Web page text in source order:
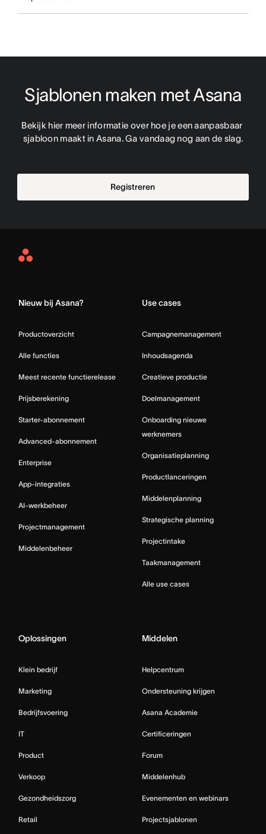
Sjablonen maken met Asana
Bekijk hier meer informatie over hoe je een aanpasbaar
sjabloon maakt in Asana. Ga vandaag nog aan de slag.
Registreren
Asana
Nieuw bij Asana?
Productoverzicht
Alle functies
Meest recente functierelease
Prijsberekening
Starter-abonnement
Advanced-abonnement
Enterprise
App-integraties
AI-werkbeheer
Projectmanagement
Middelenbeheer
Use cases
Campagnemanagement
Inhoudsagenda
Creatieve productie
Doelmanagement
Onboarding nieuwe
werknemers
Organisatieplanning
Productlanceringen
Middelenplanning
Strategische planning
Projectintake
Taakmanagement
Alle use cases
Oplossingen
Klein bedrijf
Marketing
Bedrijfsvoering
IT
Product
Verkoop
Gezondheidszorg
Retail
Middelen
Helpcentrum
Ondersteuning krijgen
Asana Academie
Certificeringen
Forum
Middelenhub
Evenementen en webinars
Projectsjablonen